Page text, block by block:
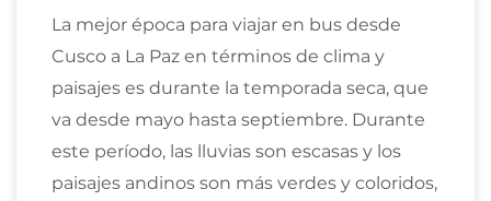
La mejor época para viajar en bus desde
Cusco a La Paz en términos de clima y
paisajes es durante la temporada seca, que
va desde mayo hasta septiembre. Durante
este período, las lluvias son escasas y los
paisajes andinos son más verdes y coloridos,